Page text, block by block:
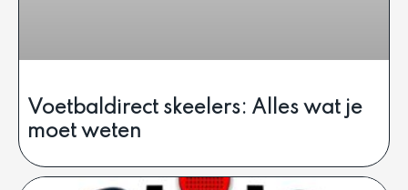
Voetbaldirect skeelers: Alles wat je
moet weten